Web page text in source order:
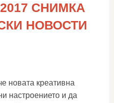
СНИМКА
НОВОСТИ
новата креативна
настроението и да